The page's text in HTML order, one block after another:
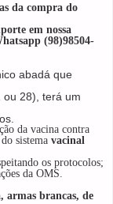
da compra do
em nossa
(98)98504-
abadá que
ou 28), terá um
da vacina contra
sistema vacinal
os protocolos;
da OMS.
brancas, de